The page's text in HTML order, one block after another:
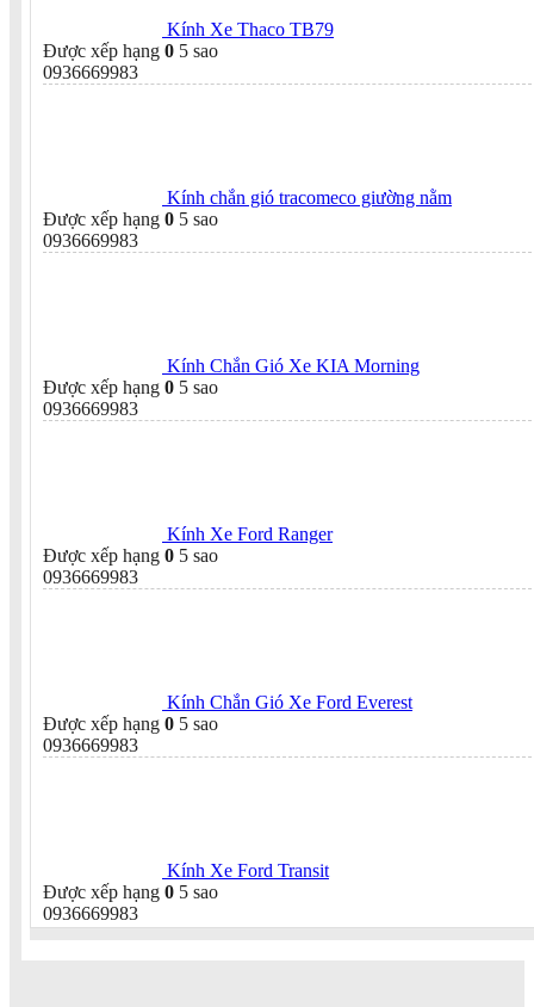
Kính Xe Thaco TB79
Được xếp hạng 0 5 sao
0936669983
Kính chắn gió tracomeco giường nằm
Được xếp hạng 0 5 sao
0936669983
Kính Chắn Gió Xe KIA Morning
Được xếp hạng 0 5 sao
0936669983
Kính Xe Ford Ranger
Được xếp hạng 0 5 sao
0936669983
Kính Chắn Gió Xe Ford Everest
Được xếp hạng 0 5 sao
0936669983
Kính Xe Ford Transit
Được xếp hạng 0 5 sao
0936669983